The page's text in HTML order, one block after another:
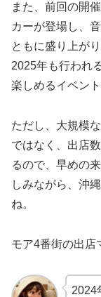
また、前回の開
カーが登場し、
ともに盛り上が
2025年も行われ
楽しめるイベン
ただし、大規模
ではなく、出店
るので、早めの
しみながら、沖
ね。
モア4番街の出店
2024